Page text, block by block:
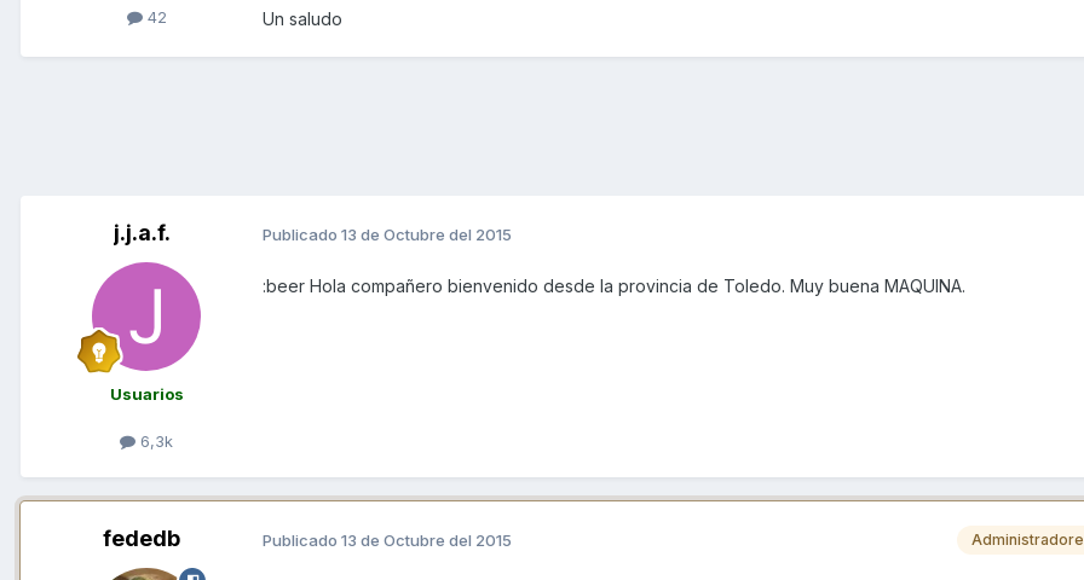
42 Un saludo
j.j.a.f.
Usuarios
6,3k
Publicado 13 de Octubre del 2015
:beer Hola compañero bienvenido desde la provincia de Toledo. Muy buena MAQUINA.
fededb Publicado 13 de Octubre del 2015